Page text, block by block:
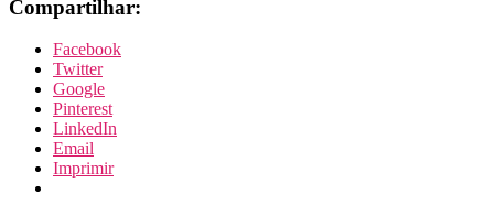
Compartilhar:
Facebook
Twitter
Google
Pinterest
LinkedIn
Email
Imprimir